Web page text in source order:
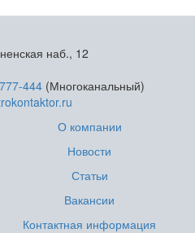
наб., 12
444(Многоканальный)
О компании
Новости
Статьи
Вакансии
Контактная информация